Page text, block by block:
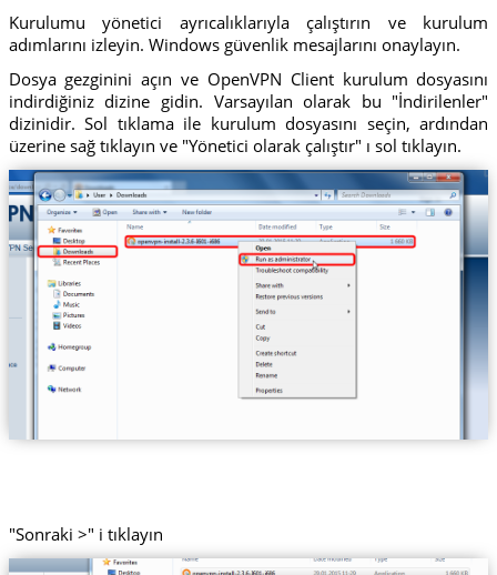
Kurulumu yönetici ayrıcalıklarıyla çalıştırın ve kurulum
adımlarını izleyin. Windows güvenlik mesajlarını onaylayın.
Dosya gezginini açın ve OpenVPN Client kurulum dosyasını
indirdiğiniz dizine gidin. Varsayılan olarak bu "İndirilenler"
dizinidir. Sol tıklama ile kurulum dosyasını seçin, ardından
üzerine sağ tıklayın ve "Yönetici olarak çalıştır" ı sol tıklayın.
"Sonraki >" i tıklayın